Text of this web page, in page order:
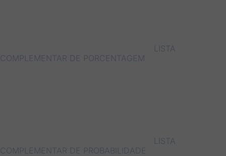
LISTA
COMPLEMENTAR DE PORCENTAGEM
LISTA
COMPLEMENTAR DE PROBABILIDADE